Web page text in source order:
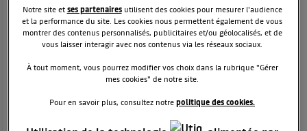
DACIA SANDERO
CITADINE DACIA
12216membres
Dacia Sandero - La berline moderne et attractive
Notre site etses partenairesutilisent des cookies pour mesurer l'audience
et la performance du site. Les cookies nous permettent également de vous
montrer des contenus personnalisés, publicitaires et/ou géolocalisés, et de
vous laisser interagir avec nos contenus via les réseaux sociaux.
À tout moment, vous pourrez modifier vos choix dans la rubrique "Gérer
mes cookies" de notre site.
Pour en savoir plus, consultez notrepolitique des cookies.